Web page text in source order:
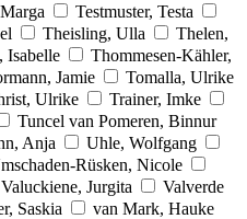
Testmuster, Testa
Theisling, Ulla
Thelen,
Isabelle
Thommesen-Kähler,
Jamie
Tomalla, Ulrike
Ulrike
Trainer, Imke
Tuncel van Pomeren, Binnur
Anja
Uhle, Wolfgang
Rüsken, Nicole
Valuckiene, Jurgita
Valverde
Saskia
van Mark, Hauke